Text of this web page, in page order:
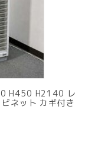
H450 H2140 レ
ネット カギ付き